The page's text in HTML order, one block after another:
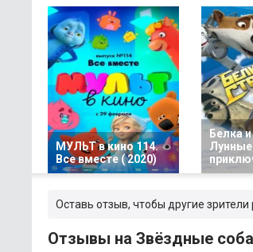
МУЛЬТ в кино 114.
Все вместе ( 2020)
Белка
Лунные
Оставь отзыв, чтобы другие
Отзывы на Звёздные